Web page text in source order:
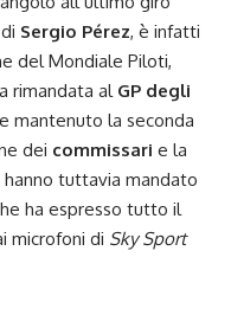
Sergio Pérez, è infatti
del Mondiale Piloti,
rimandata al GP degli
mantenuto la seconda
dei commissari e la
hanno tuttavia mandato
ha espresso tutto il
microfoni di Sky Sport